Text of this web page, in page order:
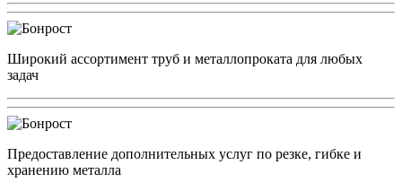
Широкий ассортимент труб и металлопроката для любых
задач
Предоставление дополнительных услуг по резке, гибке и
хранению металла